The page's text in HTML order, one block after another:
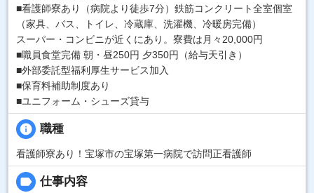
■看護師寮あり（病院より徒歩7分）鉄筋コンクリート全室個室
（家具、バス、トイレ、冷蔵庫、洗濯機、冷暖房完備）
スーパー・コンビニが近くにあり。寮費は月々20,000円
■職員食堂完備 朝・昼250円 夕350円（給与天引き）
■外部委託型福利厚生サービス加入
■保育料補助制度あり
■ユニフォーム・シューズ貸与
info 職種
看護師寮あり！宝塚市の宝塚第一病院で訪問正看護師
label 仕事内容